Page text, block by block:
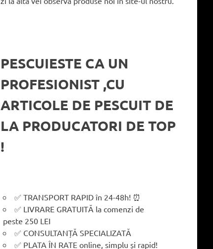
PESCUIESTE CA UN
PROFESIONIST ,CU
ARTICOLE DE PESCUIT DE
LA PRODUCATORI DE TOP
!
✅ TRANSPORT RAPID în 24-48h! ⏰
✅ LIVRARE GRATUITĂ la comenzi de
peste 250 LEI
✅ CONSULTANȚĂ SPECIALIZATĂ
✅ PLATA ÎN RATE online, simplu și rapid!